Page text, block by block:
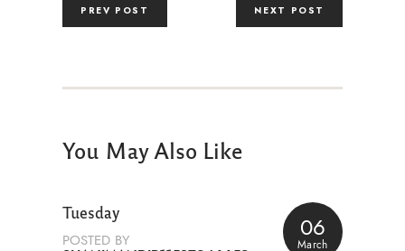
PREV POST NEXT POST
You May Also Like
06
March
Tuesday
POSTED BY